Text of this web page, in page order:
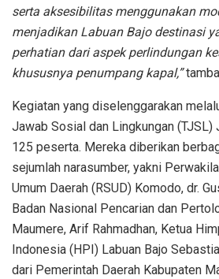
serta aksesibilitas menggunakan
menjadikan Labuan Bajo destinasi
perhatian dari aspek perlindungan
khususnya penumpang kapal,”
Kegiatan yang diselenggarakan
Jawab Sosial dan Lingkungan (TJSL)
125 peserta. Mereka diberikan
sejumlah narasumber, yakni
Umum Daerah (RSUD) Komodo, dr.
Badan Nasional Pencarian dan
Maumere, Arif Rahmadhan, Ketua
Indonesia (HPI) Labuan Bajo
dari Pemerintah Daerah Kabupaten